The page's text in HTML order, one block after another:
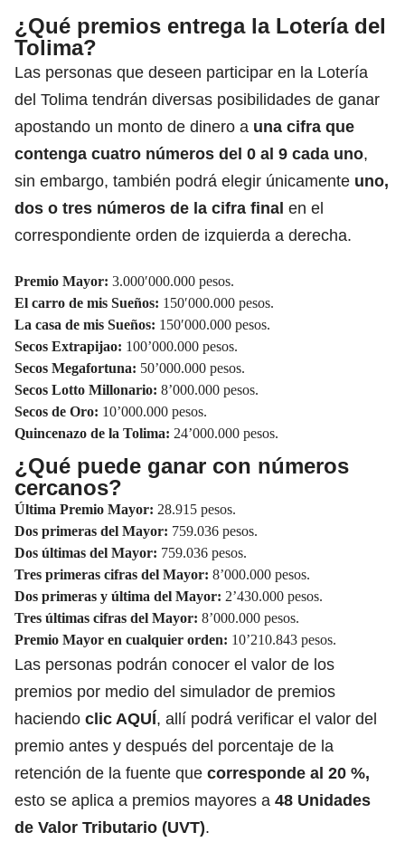
¿Qué premios entrega la Lotería del
Tolima?
Las personas que deseen participar en la Lotería
del Tolima tendrán diversas posibilidades de ganar
apostando un monto de dinero a una cifra que
contenga cuatro números del 0 al 9 cada uno,
sin embargo, también podrá elegir únicamente uno,
dos o tres números de la cifra final en el
correspondiente orden de izquierda a derecha.
Premio Mayor: 3.000′000.000 pesos.
El carro de mis Sueños: 150′000.000 pesos.
La casa de mis Sueños: 150′000.000 pesos.
Secos Extrapijao: 100’000.000 pesos.
Secos Megafortuna: 50’000.000 pesos.
Secos Lotto Millonario: 8’000.000 pesos.
Secos de Oro: 10’000.000 pesos.
Quincenazo de la Tolima: 24’000.000 pesos.
¿Qué puede ganar con números
cercanos?
Última Premio Mayor: 28.915 pesos.
Dos primeras del Mayor: 759.036 pesos.
Dos últimas del Mayor: 759.036 pesos.
Tres primeras cifras del Mayor: 8’000.000 pesos.
Dos primeras y última del Mayor: 2’430.000 pesos.
Tres últimas cifras del Mayor: 8’000.000 pesos.
Premio Mayor en cualquier orden: 10’210.843 pesos.
Las personas podrán conocer el valor de los
premios por medio del simulador de premios
haciendo clic AQUÍ, allí podrá verificar el valor del
premio antes y después del porcentaje de la
retención de la fuente que corresponde al 20 %,
esto se aplica a premios mayores a 48 Unidades
de Valor Tributario (UVT).